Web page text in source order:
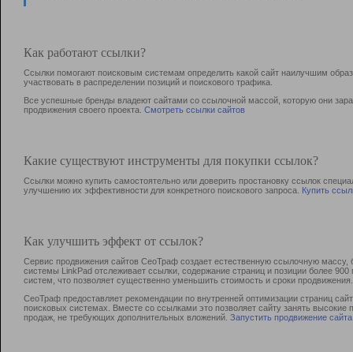
Как работают ссылки?
Ссылки помогают поисковым системам определить какой сайт наилучшим
участвовать в раcпределении позиций и поискового трафика.
Все успешные бренды владеют сайтами со ссылочной массой, которую они
продвижения своего проекта. Смотреть ссылки сайтов
Какие существуют инструменты для покупки ссылок?
Ссылки можно купить самостоятельно или доверить простановку ссылок
улучшению их эффективности для конкретного поискового запроса. Купить
Как улучшить эффект от ссылок?
Сервис продвижения сайтов СеоТраф создает естественную ссылочную
системы LinkPad отслеживает ссылки, содержание страниц и позиции более
систем, что позволяет существенно уменьшить стоимость и сроки продвижения.
СеоТраф предоставляет рекомендации по внутренней оптимизации страниц
поисковых системах. Вместе со ссылками это позволяет сайту занять
продаж, не требующих дополнительных вложений. Запустить продвижение сайта